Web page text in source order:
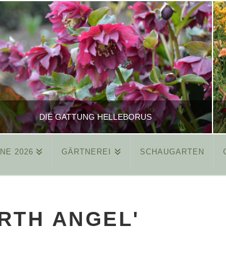
DIE GATTUNG HELLEBORUS
REINHARD
MÄRZ 26, 2015
2026 GÄRTNEREI SCHAUGARTEN
ANGEL'